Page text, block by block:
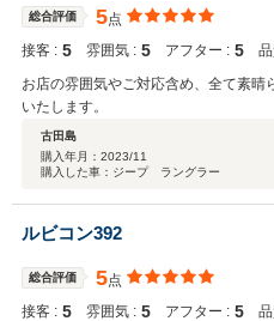
総合評価 5点
接客 : 5 雰囲気 : 5 アフター : 5
お店の雰囲気やご対応含め、全て素
いたします。
古田島
購入年月： 2023/11
購入した車：ジープ ラングラー
ルビコン392
総合評価 5点
接客 : 5 雰囲気 : 5 アフター : 5